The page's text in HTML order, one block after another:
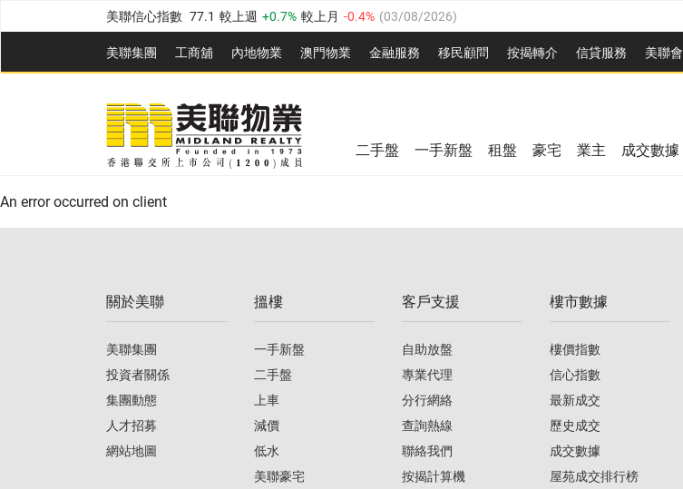
美聯信心指數 77.1 較上週 0.7% 較上月 -0.4% (03/08/2026)
全港樓價指數 149.1 較上週 0% 較上月 0.4% (03/08/2026)
港島樓價指數 157.4 較上週 -0.3% 較上月 -0.8% (03/08/2026)
九龍樓價指數 156.4 較上週 -0.1%
新界樓價指數 134.8 較上週 0.1% 0.9% 03/08/2026
美聯信心指數 77.1 較上週 0.7% 較上月
美聯集團 工商舖 內地物業 澳門物業 金融服務 移民顧問 按揭轉介 信貸服務 美聯會
全港樓價指數 149.1 較上週 0% 較上月
美聯信心指數 較上週 0.7% 03/08/2026)
二手盤 一手新盤 租盤 豪宅 業主 成交數據
An error occurred on client
關於美聯
美聯集團
投資者關係
集團動態
人才招募
網站地圖
搵樓
一手新盤
二手盤
上車
減價
低水
美聯豪宅
客戶支援
自助放盤
專業代理
分行網絡
查詢熱線
聯絡我們
按揭計算機
樓市數據
樓價指數
信心指數
最新成交
歷史成交
成交數據
屋苑成交排行榜